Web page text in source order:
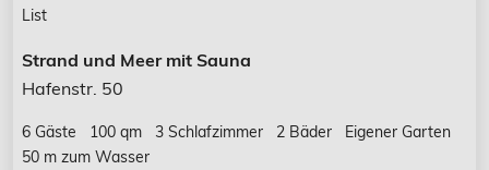
List
Strand und Meer mit Sauna
Hafenstr. 50
6 Gäste 100 qm 3 Schlafzimmer 2 Bäder
Eigener Garten
50 m zum Wasser